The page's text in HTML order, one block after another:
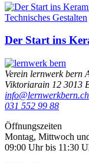
Technisches Gestalten
Der Start ins
Verein lernwerk bern
Viktoriarain 12 3013
info@lernwerkbern.ch
031 552 99 88
Öffnungszeiten
Montag, Mittwoch
09:00 Uhr bis 11:30